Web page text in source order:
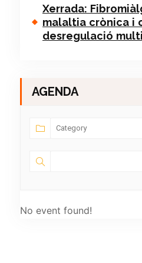
Xerrada:
malaltia crònica i
desregulació
AGENDA
No event found!